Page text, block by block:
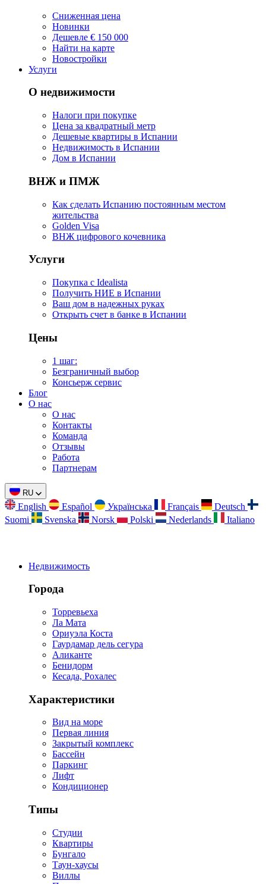
Сниженная цена
Новинки
Дешевле € 150 000
Найти на карте
Новостройки
Услуги
О недвижимости
Налоги при покупке
Цена за квадратный метр
Дешевые квартиры в Испании
Hедвижимость в Испании
Дом в Испании
ВНЖ и ПМЖ
Как сделать Испанию постоянным местом
жительства
Golden Visa
ВНЖ цифрового кочевника
Услуги
Покупка с Idealista
Получить НИЕ в Испании
Ваш дом в надежных руках
Открыть счет в банке в Испании
Цены
1 шаг:
Безграничный выбор
Консьерж сервис
Блог
О нас
О нас
Контакты
Команда
Отзывы
Работа
Партнерам
RU
English Español Українська Français
Deutsch
Suomi
Svenska Norsk Polski Nederlands Italiano
Недвижимость
Города
Торревьеха
Ла Мата
Ориуэла Коста
Гаурдамар дель сегура
Аликанте
Бенидорм
Кесада, Рохалес
Характеристики
Вид на море
Первая линия
Закрытый комплекс
Бассейн
Паркинг
Лифт
Кондиционер
Типы
Студии
Квартиры
Бунгало
Таун-хаусы
Виллы